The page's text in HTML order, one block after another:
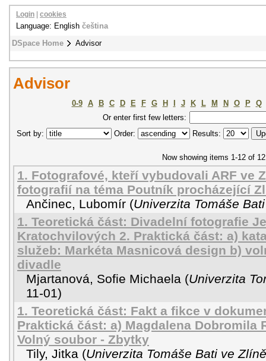
DSpace Home Advisor
Login cookies
Language: English čeština
Advisor
0-9 A B C D E F G H J K L M N O P
Q
Or enter first few letters:
Sort by:
Order: Results:
Now showing items 1-12 of 12
1. Fotografové, kteří vybudovali ARF ve
fotografií na téma Poutník procházející
Ančinec, Lubomír (Univerzita Tomáše
1. Teoretická část: Divadelní fotografie
Kratochvilových 2. Praktická část: a)
služeb: Markéta Masnicová design b)
divadle
Mjartanová, Sofie Michaela (Univerzita
11-01)
1. Teoretická část: Fakt a fikce v
Praktická část: a) Magdalena Dobromila
Volný soubor - Zbytky
Tily, Jitka (Univerzita Tomáše Bati ve Zlíně